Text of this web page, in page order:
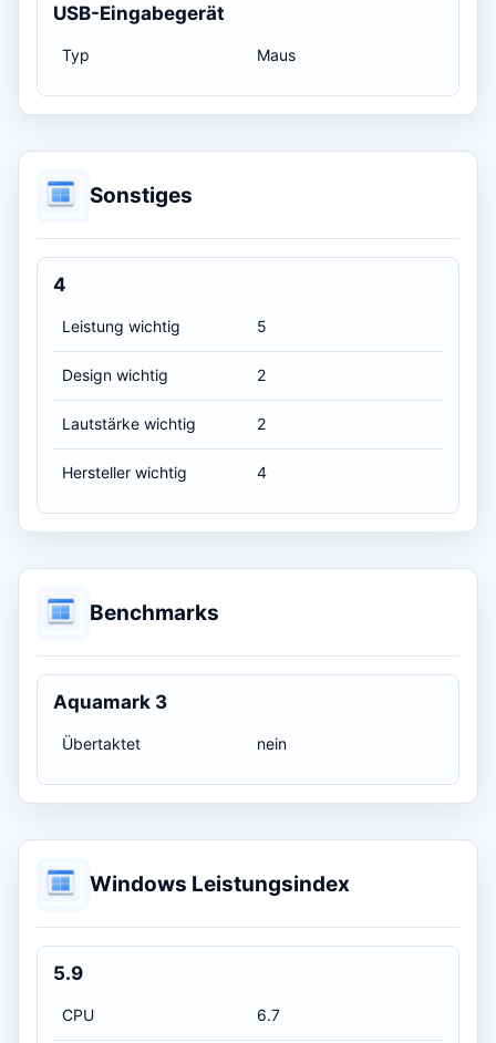
USB-Eingabegerät
Typ Maus
Sonstiges
4
Leistung wichtig 5
Design wichtig 2
Lautstärke wichtig 2
Hersteller wichtig 4
Benchmarks
Aquamark 3
Übertaktet nein
Windows Leistungsindex
5.9
CPU 6.7